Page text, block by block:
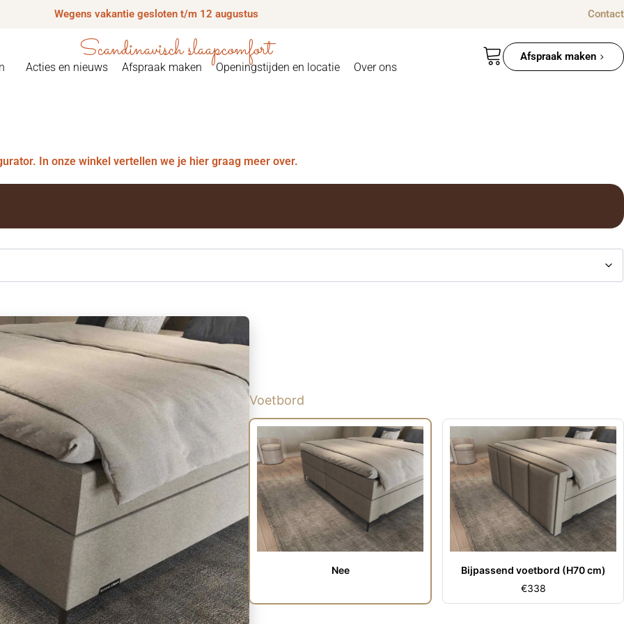
Wegens vakantie gesloten t/m 12 augustus Contact
Scandinavisch slaapcomfort
Acties en nieuws Afspraak maken Openingstijden en locatie Over ons
Afspraak maken
In onze winkel vertellen we je hier graag meer over.
Voetbord
Nee
Bijpassend voetbord (H70 cm)
€338